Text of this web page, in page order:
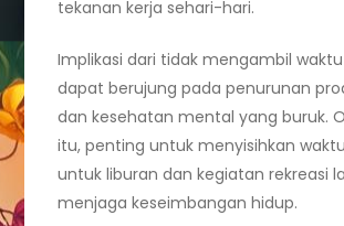
tekanan kerja sehari-hari.
Implikasi dari tidak mengambil
dapat berujung pada penurunan
dan kesehatan mental yang buruk.
itu, penting untuk menyisihkan
untuk liburan dan kegiatan rekreasi
menjaga keseimbangan hidup.